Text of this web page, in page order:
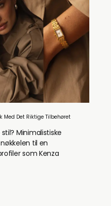
Med Det Riktige Tilbehøret
Minimalistiske
til en
som Kenza